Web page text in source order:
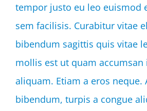
tempor justo eu leo euismod
sem facilisis. Curabitur vitae
bibendum sagittis quis vitae
mollis est ut quam accumsan
aliquam. Etiam a eros neque.
bibendum, turpis a congue